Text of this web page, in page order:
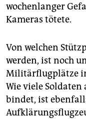
wochenlanger
Kameras tötete.
Von welchen
werden, ist noch
Militärflugplätze
Wie viele
bindet, ist